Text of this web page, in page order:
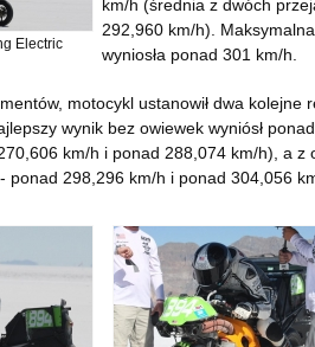
Electric
km/h (średnia z dwóch
292,960 km/h).
wyniosła ponad 301 km/h.
motocykl ustanowił dwa
wynik bez owiewek wyniósł
km/h i ponad 288,074 km/h), a
ponad 298,296 km/h i ponad 304,056